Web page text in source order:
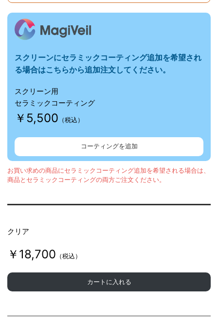
r
スクリーンにセラミックコーティング追加を希望され
る場合はこちらから追加注文してください。
スクリーン用
セラミックコーティング
￥5,500 （税込）
コーティングを追加
お買い求めの商品にセラミックコーティング追加を希望される場合は、
商品とセラミックコーティングの両方ご注文ください。
クリア
￥18,700 （税込）
カートに入れる